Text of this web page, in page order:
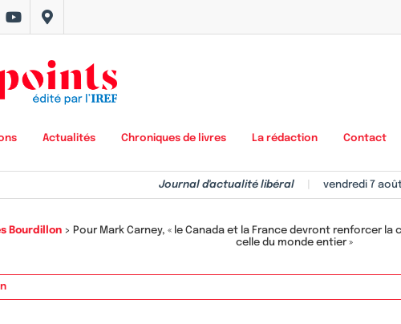
Actualités Chroniques de livres La rédaction Contact
Journal d'actualité libéral vendredi 7
Bourdillon > Pour Mark Carney, « le Canada et la France devront renforcer
celle du monde entier »